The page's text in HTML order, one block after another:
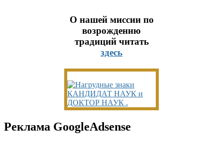
О нашей миссии по
возрождению
традиций читать
здесь
Реклама GoogleAdsense